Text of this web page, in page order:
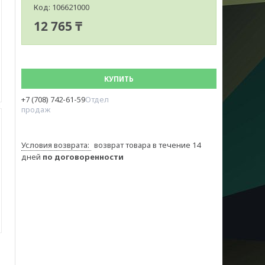
Код: 106621000
12 765 ₸
КУПИТЬ
+7 (708) 742-61-59Отдел
продаж
возврат товара в течение 14
дней по договоренности